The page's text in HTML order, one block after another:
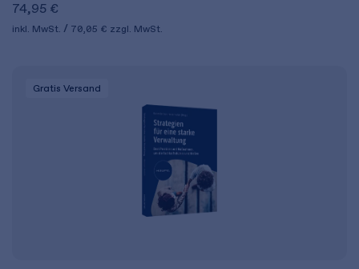
74,95 €
inkl. MwSt. 70,05 € zzgl. MwSt.
Gratis Versand